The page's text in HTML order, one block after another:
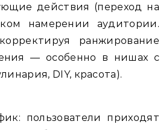
действия (переход на
намерении аудитории.
ранжирование
— особенно в нишах с
DIY, красота).
пользователи приходят